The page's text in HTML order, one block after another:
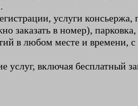
услуги
заказать в номер),
в любом месте и времени,
услуг, включая бесплатный